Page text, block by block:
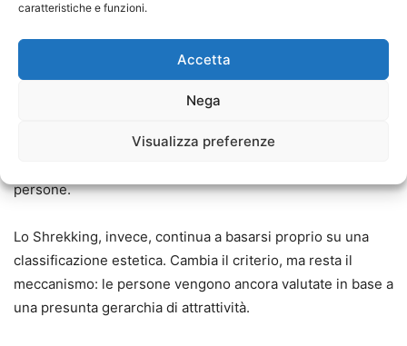
caratteristiche e funzioni.
Accetta
Nega
Visualizza preferenze
particolarmente interessante.
Il messaggio originale del film Shrek era infatti quello di
storia raccontava l’importanza di guardare oltre le
persone.
Lo Shrekking, invece, continua a basarsi proprio su una
classificazione estetica. Cambia il criterio, ma resta il
meccanismo: le persone vengono ancora valutate in base a
una presunta gerarchia di attrattività.